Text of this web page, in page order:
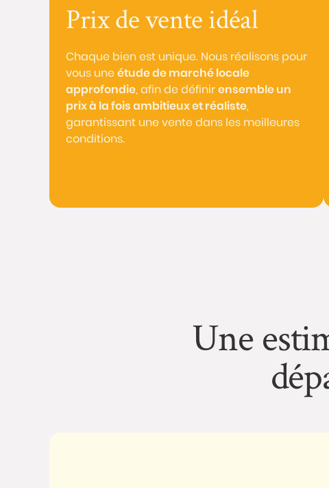
Prix de vente idéal
Chaque bien est unique. Nous réalisons pour
vous uneétude de marché locale
approfondie, afin de définirensemble un
prix à la fois ambitieux et réaliste,
garantissant une vente dans les meilleures
conditions.
Une